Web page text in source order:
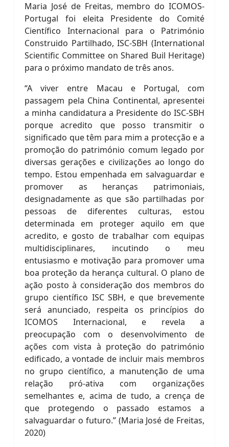
Maria José de Freitas, membro do ICOMOS-
Portugal foi eleita Presidente do Comité
Científico Internacional para o Património
Construido Partilhado, ISC-SBH (International
Scientific Committee on Shared Buil Heritage)
para o próximo mandato de três anos.
“A viver entre Macau e Portugal, com
passagem pela China Continental, apresentei
a minha candidatura a Presidente do ISC-SBH
porque acredito que posso transmitir o
significado que têm para mim a protecção e a
promoção do património comum legado por
diversas gerações e civilizações ao longo do
tempo. Estou empenhada em salvaguardar e
promover as heranças patrimoniais,
designadamente as que são partilhadas por
pessoas de diferentes culturas, estou
determinada em proteger aquilo em que
acredito, e gosto de trabalhar com equipas
multidisciplinares, incutindo o meu
entusiasmo e motivação para promover uma
boa proteção da herança cultural. O plano de
ação posto à consideração dos membros do
grupo científico ISC SBH, e que brevemente
será anunciado, respeita os princípios do
ICOMOS Internacional, e revela a
preocupação com o desenvolvimento de
ações com vista à proteção do património
edificado, a vontade de incluir mais membros
no grupo científico, a manutenção de uma
relação pró-ativa com organizações
semelhantes e, acima de tudo, a crença de
que protegendo o passado estamos a
salvaguardar o futuro.” (Maria José de Freitas,
2020)